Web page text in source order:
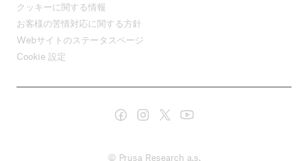
クッキーに関する情報
お客様の苦情対応に関する方針
Webサイトのステータスページ
Cookie 設定
© Prusa Research a.s.